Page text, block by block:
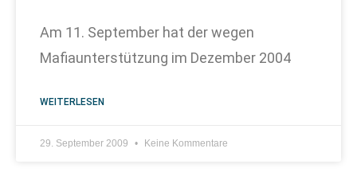
Am 11. September hat der wegen
Mafiaunterstützung im Dezember 2004
WEITERLESEN
29. September 2009 Keine Kommentare